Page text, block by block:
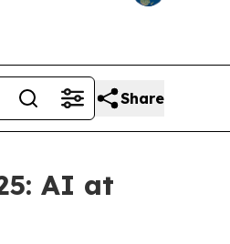
Share
AI at